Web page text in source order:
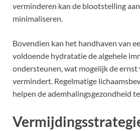
verminderen kan de blootstelling
minimaliseren.
Bovendien kan het handhaven van
voldoende hydratatie de algehele
ondersteunen, wat mogelijk de ernst
vermindert. Regelmatige
helpen de ademhalingsgezondheid